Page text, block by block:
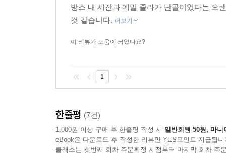
방스 내 세잔과 에밀 졸라가 단골이었다는 오
것 같습니다. 더보기
이 리뷰가 도움이 되었나요?
1
한줄평 (7건)
1,000원 이상 구매 후 한줄평 작성 시 일반회원 50원, 마니
eBook은 다운로드 후 작성한 리뷰만 YES포인트 지급됩니
클래스는 첫번째 회차 주문확정 시점부터 마지막 회차 주